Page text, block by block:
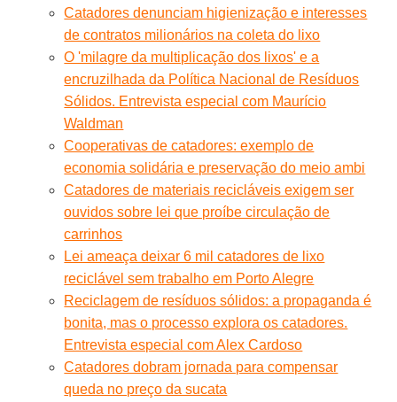
Catadores denunciam higienização e interesses
de contratos milionários na coleta do lixo
O 'milagre da multiplicação dos lixos' e a
encruzilhada da Política Nacional de Resíduos
Sólidos. Entrevista especial com Maurício
Waldman
Cooperativas de catadores: exemplo de
economia solidária e preservação do meio ambi
Catadores de materiais recicláveis exigem ser
ouvidos sobre lei que proíbe circulação de
carrinhos
Lei ameaça deixar 6 mil catadores de lixo
reciclável sem trabalho em Porto Alegre
Reciclagem de resíduos sólidos: a propaganda é
bonita, mas o processo explora os catadores.
Entrevista especial com Alex Cardoso
Catadores dobram jornada para compensar
queda no preço da sucata